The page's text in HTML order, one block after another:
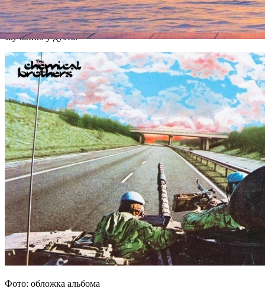
использовал винтажное оборудование. Новый альбом можно
считать настоящим подарком любителям старых «химиков»,
эксперты полагают, что он стал самым гармоничным по
звучанию у дуэта.
Фото: обложка альбома